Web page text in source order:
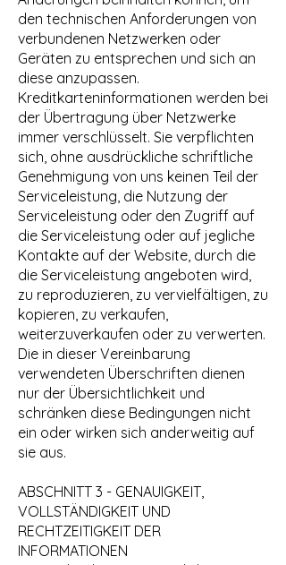
den technischen Anforderungen von
verbundenen Netzwerken oder
Geräten zu entsprechen und sich an
diese anzupassen.
Kreditkarteninformationen werden bei
der Übertragung über Netzwerke
immer verschlüsselt. Sie verpflichten
sich, ohne ausdrückliche schriftliche
Genehmigung von uns keinen Teil der
Serviceleistung, die Nutzung der
Serviceleistung oder den Zugriff auf
die Serviceleistung oder auf jegliche
Kontakte auf der Website, durch die
die Serviceleistung angeboten wird,
zu reproduzieren, zu vervielfältigen, zu
kopieren, zu verkaufen,
weiterzuverkaufen oder zu verwerten.
Die in dieser Vereinbarung
verwendeten Überschriften dienen
nur der Übersichtlichkeit und
schränken diese Bedingungen nicht
ein oder wirken sich anderweitig auf
sie aus.
ABSCHNITT 3 - GENAUIGKEIT,
VOLLSTÄNDIGKEIT UND
RECHTZEITIGKEIT DER
INFORMATIONEN